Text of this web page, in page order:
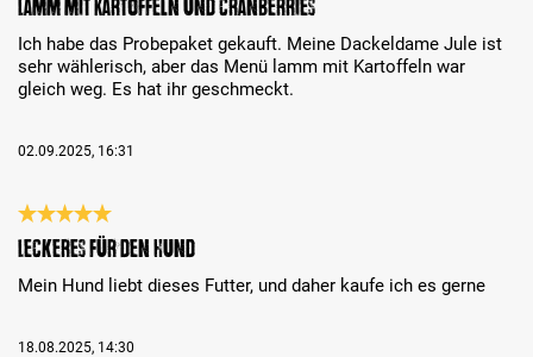
Lamm mit Kartoffeln und Cranberries
Ich habe das Probepaket gekauft. Meine Dackeldame Jule ist
sehr wählerisch, aber das Menü lamm mit Kartoffeln war
gleich weg. Es hat ihr geschmeckt.
02.09.2025, 16:31
Bewertung mit 5 von 5 Sternen
Leckeres für den Hund
Mein Hund liebt dieses Futter, und daher kaufe ich es gerne
18.08.2025, 14:30